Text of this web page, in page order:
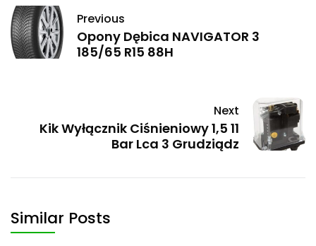
Previous
Opony Dębica NAVIGATOR 3
185/65 R15 88H
Next
Kik Wyłącznik Ciśnieniowy 1,5 11
Bar Lca 3 Grudziądz
Similar Posts